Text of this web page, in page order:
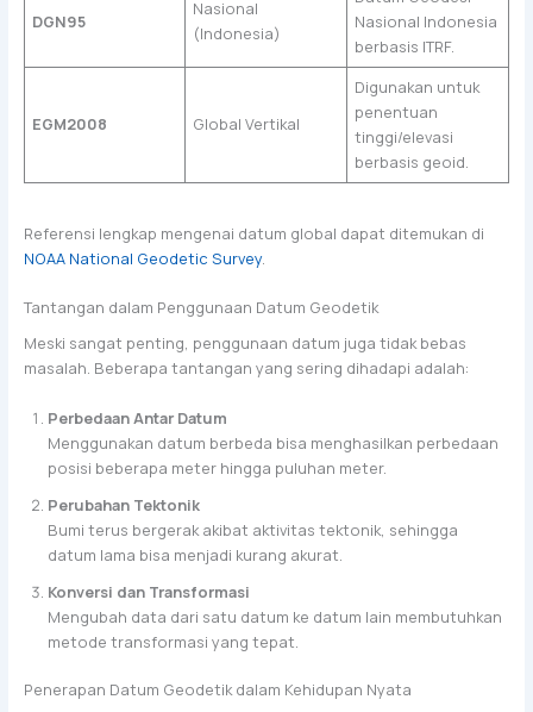
DGN95
Nasional
(Indonesia)
Nasional Indonesia
berbasis ITRF.
EGM2008 Global Vertikal
Digunakan untuk
penentuan
tinggi/elevasi
berbasis geoid.
Referensi lengkap mengenai datum global dapat ditemukan di
NOAA National Geodetic Survey.
Tantangan dalam Penggunaan Datum Geodetik
Meski sangat penting, penggunaan datum juga tidak bebas
masalah. Beberapa tantangan yang sering dihadapi adalah:
Perbedaan Antar Datum
Menggunakan datum berbeda bisa menghasilkan perbedaan
posisi beberapa meter hingga puluhan meter.
Perubahan Tektonik
Bumi terus bergerak akibat aktivitas tektonik, sehingga
datum lama bisa menjadi kurang akurat.
Konversi dan Transformasi
Mengubah data dari satu datum ke datum lain membutuhkan
metode transformasi yang tepat.
Penerapan Datum Geodetik dalam Kehidupan Nyata